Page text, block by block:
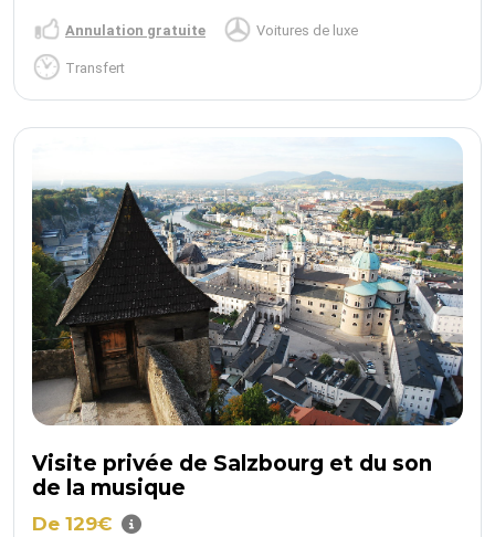
Annulation gratuite Voitures de luxe
Transfert
Visite privée de Salzbourg et du son
de la musique
De 129€